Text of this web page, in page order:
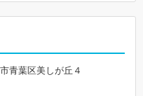
青葉区美しが丘４